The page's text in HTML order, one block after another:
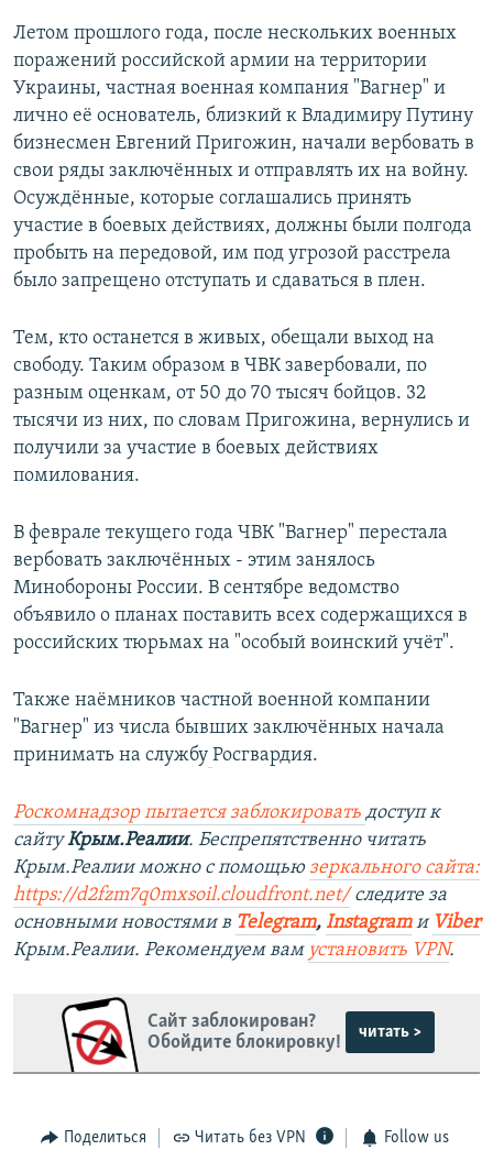
Летом прошлого года, после нескольких военных
поражений российской армии на территории
Украины, частная военная компания "Вагнер" и
лично её основатель, близкий к Владимиру Путину
бизнесмен Евгений Пригожин, начали вербовать в
свои ряды заключённых и отправлять их на войну.
Осуждённые, которые соглашались принять
участие в боевых действиях, должны были полгода
пробыть на передовой, им под угрозой расстрела
было запрещено отступать и сдаваться в плен.
Тем, кто останется в живых, обещали выход на
свободу. Таким образом в ЧВК завербовали, по
разным оценкам, от 50 до 70 тысяч бойцов. 32
тысячи из них, по словам Пригожина, вернулись и
получили за участие в боевых действиях
помилования.
В феврале текущего года ЧВК "Вагнер" перестала
вербовать заключённых - этим занялось
Минобороны России. В сентябре ведомство
объявило о планах поставить всех содержащихся в
российских тюрьмах на "особый воинский учёт".
Также наёмников частной военной компании
"Вагнер" из числа бывших заключённых начала
принимать на службу Росгвардия.
Роскомнадзор пытается заблокировать доступ к
сайтуКрым.Реалии. Беспрепятственно читать
Крым.Реалии можно с помощью зеркального сайта:
https://d2fzm7q0mxsoil.cloudfront.net/следите за
основными новостями в Telegram, Instagramи Viber
Крым.Реалии. Рекомендуем вам установить VPN.
Сайт заблокирован?
Обойдите блокировку!
читать >
Поделиться Читать без VPN Follow us